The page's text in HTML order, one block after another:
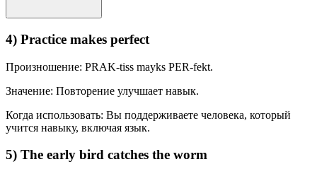
4) Practice makes perfect
Произношение: PRAK-tiss mayks PER-fekt.
Значение: Повторение улучшает навык.
Когда использовать: Вы поддерживаете человека, который
учится навыку, включая язык.
5) The early bird catches the worm